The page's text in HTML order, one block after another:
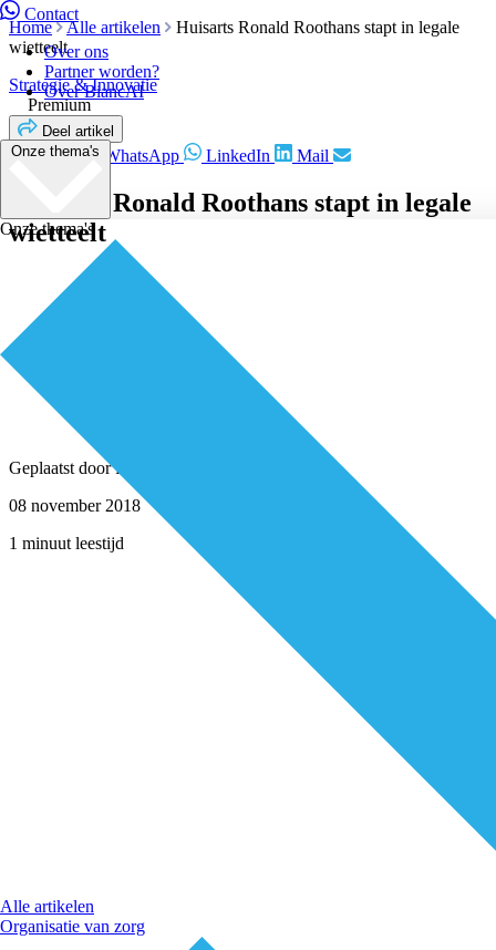
Contact
Over ons
Partner worden?
Over BiancAI
Onze thema's
Onze thema's
Alle artikelen
Organisatie van zorg
Home Alle artikelen
Huisarts Ronald Roothans stapt in legale
wietteelt
Strategie & Innovatie
Premium
Deel artikel
Facebook WhatsApp LinkedIn Mail
Huisarts Ronald Roothans stapt in legale
wietteelt
Geplaatst doorRedactie
08 november 2018
1 minuut leestijd